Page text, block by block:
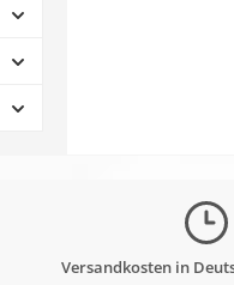
Versandkosten in